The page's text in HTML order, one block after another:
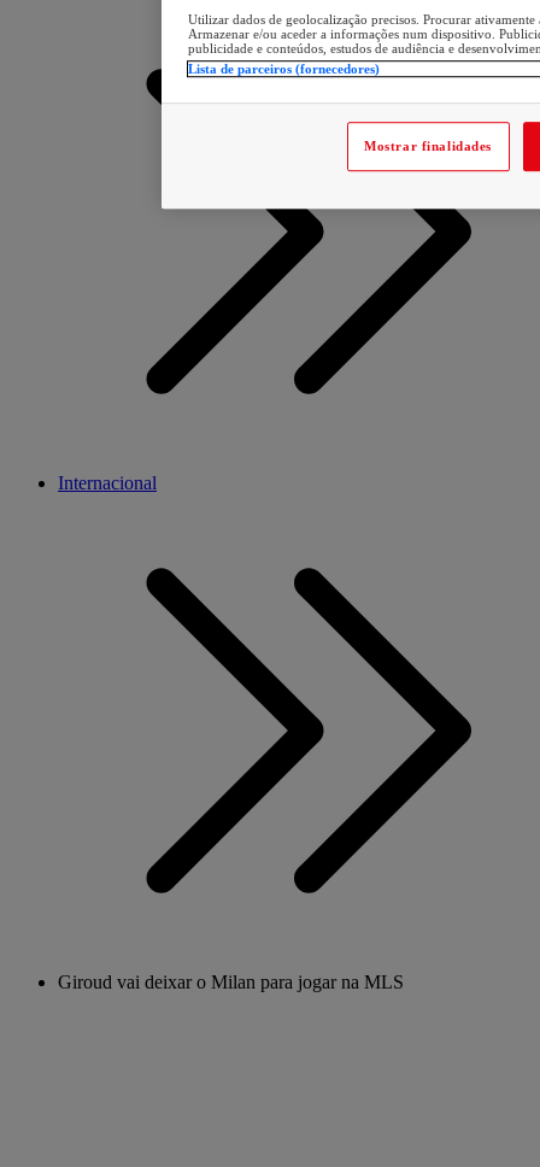
Internacional
Giroud vai deixar o Milan para jogar na MLS
Utilizar dados de geolocalização precisos. Procurar
Armazenar e/ou aceder a informações num dispositivo.
publicidade e conteúdos, estudos de audiência e
Lista de parceiros (fornecedores)
Mostrar finalidades